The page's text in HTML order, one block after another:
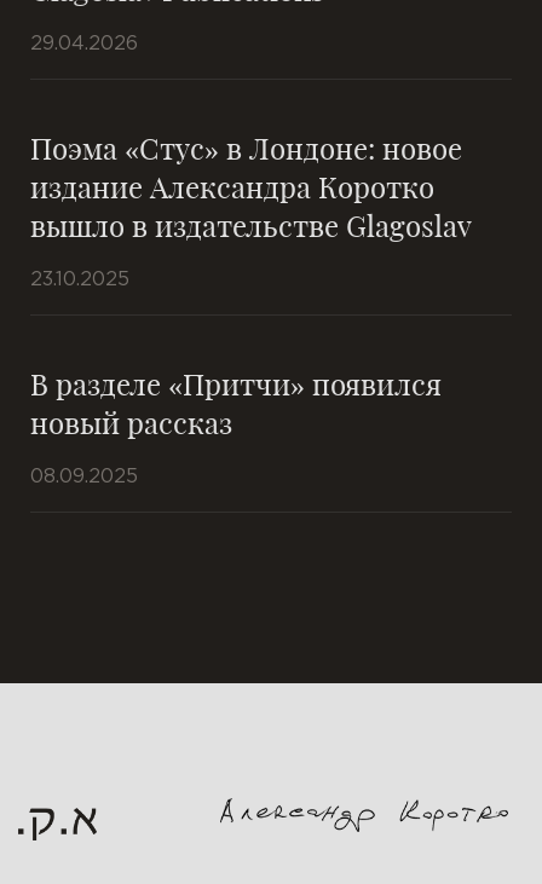
29.04.2026
Поэма «Стус» в Лондоне: новое
издание Александра Коротко
вышло в издательстве Glagoslav
23.10.2025
В разделе «Притчи» появился
новый рассказ
08.09.2025